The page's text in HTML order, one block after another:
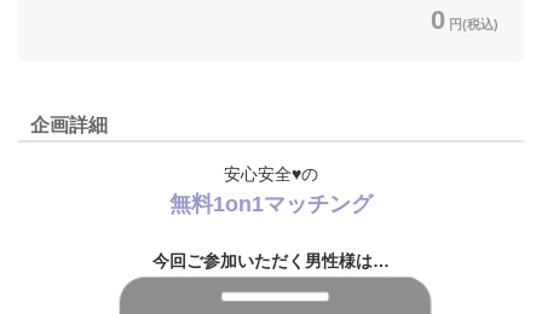
0 円(税込)
企画詳細
安心安全♥の
無料1on1マッチング
今回ご参加いただく男性様は…